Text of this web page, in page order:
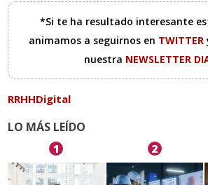
*Si te ha resultado interesante
animamos a seguirnos en TWITTER
nuestra NEWSLETTER
RRHHDigital
LO MÁS LEÍDO
1 2